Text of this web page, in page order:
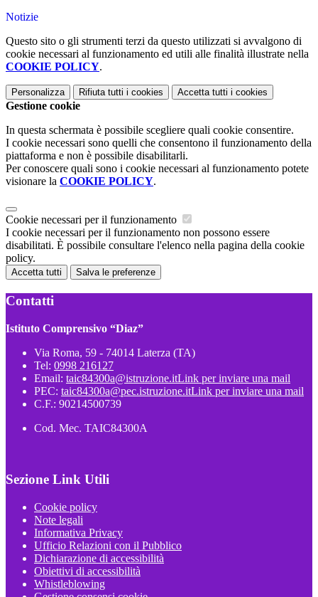
Notizie
Questo sito o gli strumenti terzi da questo utilizzati si avvalgono di
cookie necessari al funzionamento ed utili alle finalità illustrate nella
COOKIE POLICY.
Personalizza Rifiuta tutti i cookies Accetta tutti i cookies
Gestione cookie
In questa schermata è possibile scegliere quali cookie consentire.
I cookie necessari sono quelli che consentono il funzionamento della
piattaforma e non è possibile disabilitarli.
Per conoscere quali sono i cookie necessari al funzionamento potete
visionare la COOKIE POLICY.
Cookie necessari per il funzionamento
I cookie necessari per il funzionamento non possono essere
disabilitati. È possibile consultare l'elenco nella pagina della cookie
policy.
Accetta tutti Salva le preferenze
Contatti
Istituto Comprensivo “Diaz”
Via Roma, 59 - 74014 Laterza (TA)
Tel: 0998 216127
Email: taic84300a@istruzione.itLink per inviare una mail
PEC: taic84300a@pec.istruzione.itLink per inviare una mail
C.F.: 90214500739
Cod. Mec. TAIC84300A
Sezione Link Utili
Cookie policy
Note legali
Informativa Privacy
Ufficio Relazioni con il Pubblico
Dichiarazione di accessibilità
Obiettivi di accessibilità
Whistleblowing